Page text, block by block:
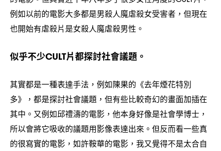
例如以前的電影大多都是男殺人魔虐殺女受害者 ， 但現在
也開始有虐殺片是女殺人魔虐殺男性。
似乎不少CULT片都探討社會議題。
其實都是一種表達手法 ， 例如陳果的《去年煙花特別
多》
， 都是探討社會議題 ， 但有些比較奇幻的畫面加插在
其中。又例如邱禮濤的電影 ， 他本身好像是社會學博士 ，
所以會將它吸收的議題用影像表達出來。但反而看一些真
的很寫實的電影 ， 如許鞍華的電影 ， 我又覺得不是太合自